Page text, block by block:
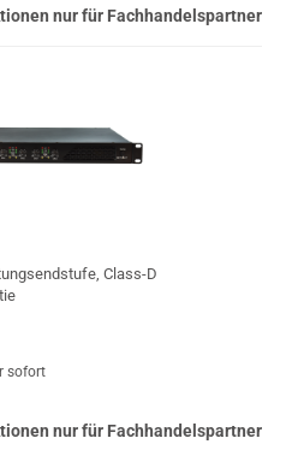
nur für Fachhandelspartner
Class-D
sofort
nur für Fachhandelspartner